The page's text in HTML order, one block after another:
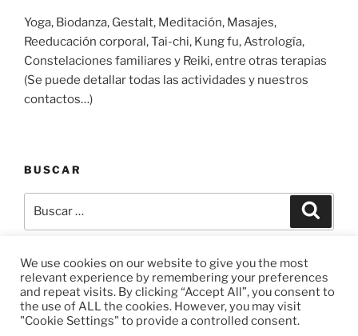
Yoga, Biodanza, Gestalt, Meditación, Masajes,
Reeducación corporal, Tai-chi, Kung fu, Astrología,
Constelaciones familiares y Reiki, entre otras terapias
(Se puede detallar todas las actividades y nuestros
contactos…)
BUSCAR
por:
FacebookInstagramCorreo
electrónico
We use cookies on our website to give you the most
relevant experience by remembering your preferences
and repeat visits. By clicking “Accept All”, you consent to
the use of ALL the cookies. However, you may visit
"Cookie Settings" to provide a controlled consent.